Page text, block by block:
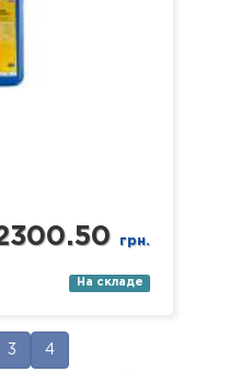
и вращающиеся
грн.
На складе
3 4